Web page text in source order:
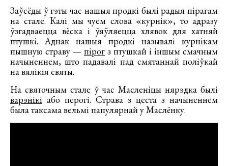
Заўсёды ў гэты час нашыя продкі былі радыя пірагам
на стале. Калі мы чуем слова «курнік», то адразу
ўзгадваецца вёска і ўяўляецца хлявок для хатняй
птушкі. Аднак нашыя продкі называлі курнікам
пышную страву — пірог з птушкай і іншым смачным
начыненнем, што падавалі пад смятаннай поліўкай
на вялікія святы.
На святочным стале ў час Масленіцы нярэдка былі
варэнікі або перогі. Страва з цеста з начыненнем
была таксама вельмі папулярнай у Маслёнку.